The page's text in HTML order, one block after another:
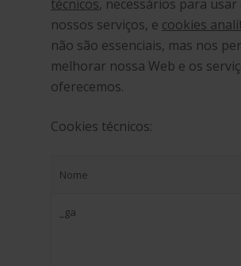
técnicos, necessários para usar
nossos serviços, e cookies
não são essenciais, mas nos
melhorar nossa Web e os
oferecemos.
Cookies técnicos:
Nome
_ga